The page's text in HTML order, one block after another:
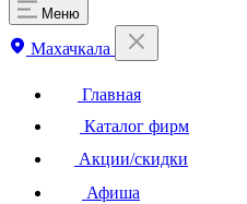
Меню
Махачкала
Главная
Каталог фирм
Акции/скидки
Афиша